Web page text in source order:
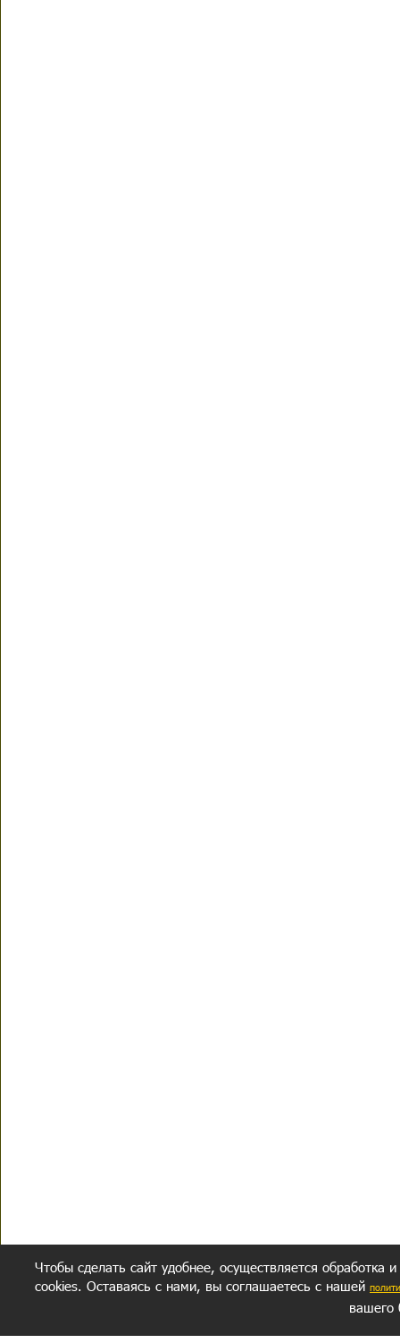
Чтобы сделать сайт удобнее, осуществляется обработка
cookies. Оставаясь с нами, вы соглашаетесь с нашей
вашего